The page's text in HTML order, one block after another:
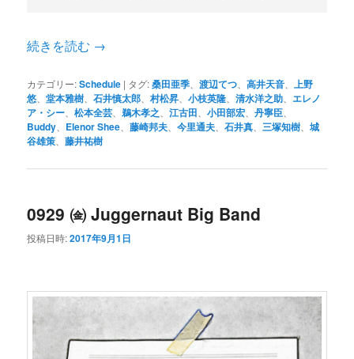
続きを読む →
カテゴリー:Schedule | タグ:桑田亜季 、渡辺てつ 、高井天音
上野
悠 、堂本雅樹 、石井慎太郎 、村松昇 、小枝英隆 、清水洋之助
エレノ
ア・シー 、松本全芸 鵜木孝之 、江古田 、小田部宏 、丹寧臣
Buddy Elenor Shee 、藤崎邦夫 、今里通夫 、石井真 三塚知樹 、城
谷雄策 、藤井祐樹
0929 ㈮ Juggernaut Big Band
投稿日時:2017年9月1日